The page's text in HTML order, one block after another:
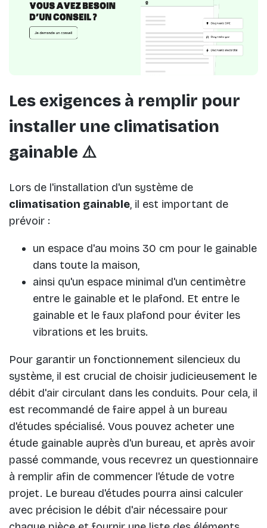
Les exigences à remplir pour
installer une climatisation
gainable ⚠️
Lors de l'installation d'un système de
climatisation gainable, il est important de
prévoir :
un espace d'au moins 30 cm pour le gainable
dans toute la maison,
ainsi qu'un espace minimal d'un centimètre
entre le gainable et le plafond. Et entre le
gainable et le faux plafond pour éviter les
vibrations et les bruits.
Pour garantir un fonctionnement silencieux du
système, il est crucial de choisir judicieusement le
débit d'air circulant dans les conduits. Pour cela, il
est recommandé de faire appel à un bureau
d'études spécialisé. Vous pouvez acheter une
étude gainable auprès d'un bureau, et après avoir
passé commande, vous recevrez un questionnaire
à remplir afin de commencer l'étude de votre
projet. Le bureau d'études pourra ainsi calculer
avec précision le débit d'air nécessaire pour